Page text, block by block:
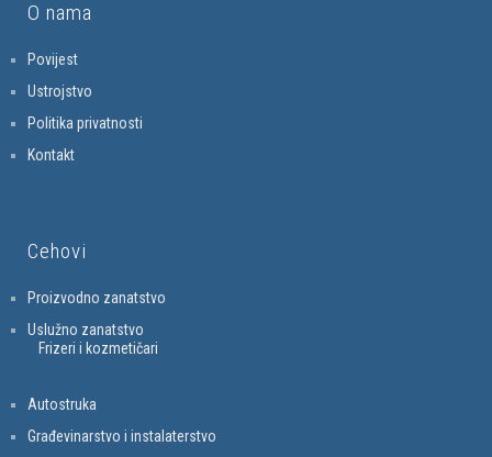
O nama
Povijest
Ustrojstvo
Politika privatnosti
Kontakt
Cehovi
Proizvodno zanatstvo
Uslužno zanatstvo
Frizeri i kozmetičari
Autostruka
Građevinarstvo i instalaterstvo